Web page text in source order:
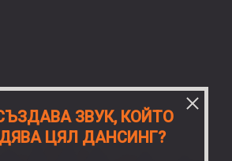
ЗВУК, КОЙТО
ЦЯЛ ДАНСИНГ?